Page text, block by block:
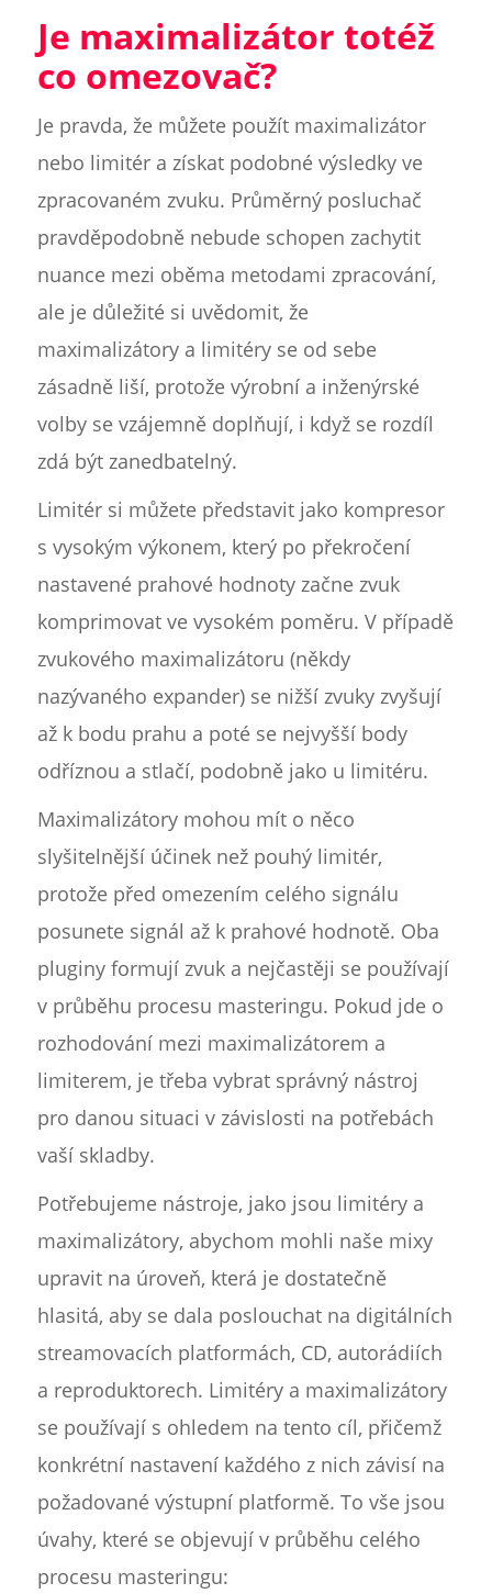
Je maximalizátor totéž
co omezovač?
Je pravda, že můžete použít maximalizátor
nebo limitér a získat podobné výsledky ve
zpracovaném zvuku. Průměrný posluchač
pravděpodobně nebude schopen zachytit
nuance mezi oběma metodami zpracování,
ale je důležité si uvědomit, že
maximalizátory a limitéry se od sebe
zásadně liší, protože výrobní a inženýrské
volby se vzájemně doplňují, i když se rozdíl
zdá být zanedbatelný.
Limitér si můžete představit jako kompresor
s vysokým výkonem, který po překročení
nastavené prahové hodnoty začne zvuk
komprimovat ve vysokém poměru. V případě
zvukového maximalizátoru (někdy
nazývaného expander) se nižší zvuky zvyšují
až k bodu prahu a poté se nejvyšší body
odříznou a stlačí, podobně jako u limitéru.
Maximalizátory mohou mít o něco
slyšitelnější účinek než pouhý limitér,
protože před omezením celého signálu
posunete signál až k prahové hodnotě. Oba
pluginy formují zvuk a nejčastěji se používají
v průběhu procesu masteringu. Pokud jde o
rozhodování mezi maximalizátorem a
limiterem, je třeba vybrat správný nástroj
pro danou situaci v závislosti na potřebách
vaší skladby.
Potřebujeme nástroje, jako jsou limitéry a
maximalizátory, abychom mohli naše mixy
upravit na úroveň, která je dostatečně
hlasitá, aby se dala poslouchat na digitálních
streamovacích platformách, CD, autorádiích
a reproduktorech. Limitéry a maximalizátory
se používají s ohledem na tento cíl, přičemž
konkrétní nastavení každého z nich závisí na
požadované výstupní platformě. To vše jsou
úvahy, které se objevují v průběhu celého
procesu masteringu: